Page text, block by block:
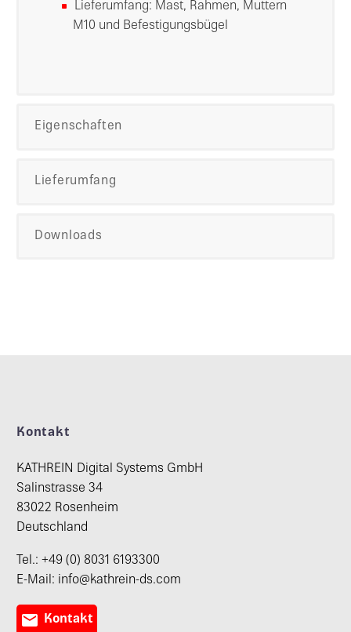
Lieferumfang: Mast, Rahmen, Muttern
M10 und Befestigungsbügel
Eigenschaften
Lieferumfang
Downloads
Kontakt
KATHREIN Digital Systems GmbH
Salinstrasse 34
83022 Rosenheim
Deutschland
Tel.: +49 (0) 8031 6193300
E-Mail: info@kathrein-ds.com
 Kontakt